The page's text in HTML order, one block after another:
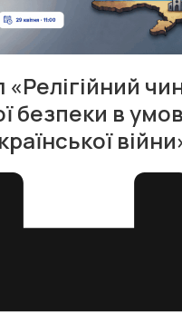
«Релігійний
безпеки в